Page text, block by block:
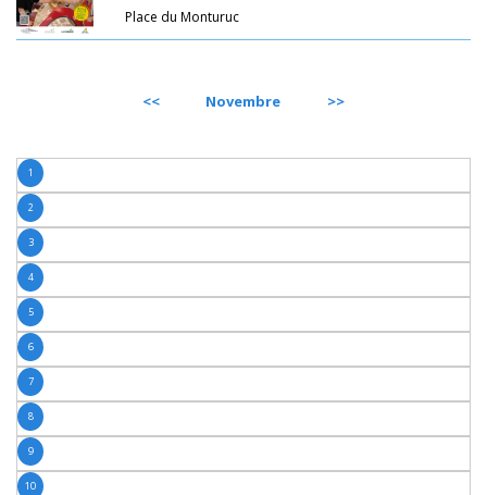
Place du Monturuc
Novembre
1
2
3
4
5
6
7
8
9
10